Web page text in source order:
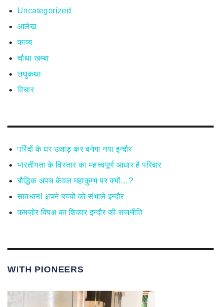
Uncategorized
आलेख
काव्य
चौथा खम्बा
लघुकथा
विचार
परिंदों के घर उजाड़ कर बनेगा नया इन्दौर
भारतीयता के विस्तार का महत्त्वपूर्ण आधार है परिवार
बौद्धिक अपच केवल महाकुम्भ पर क्यों…?
सावधान! अपने बच्चों को संभाले इन्दौर
कमज़ोर विपक्ष का शिकार इन्दौर की राजनीति
WITH PIONEERS